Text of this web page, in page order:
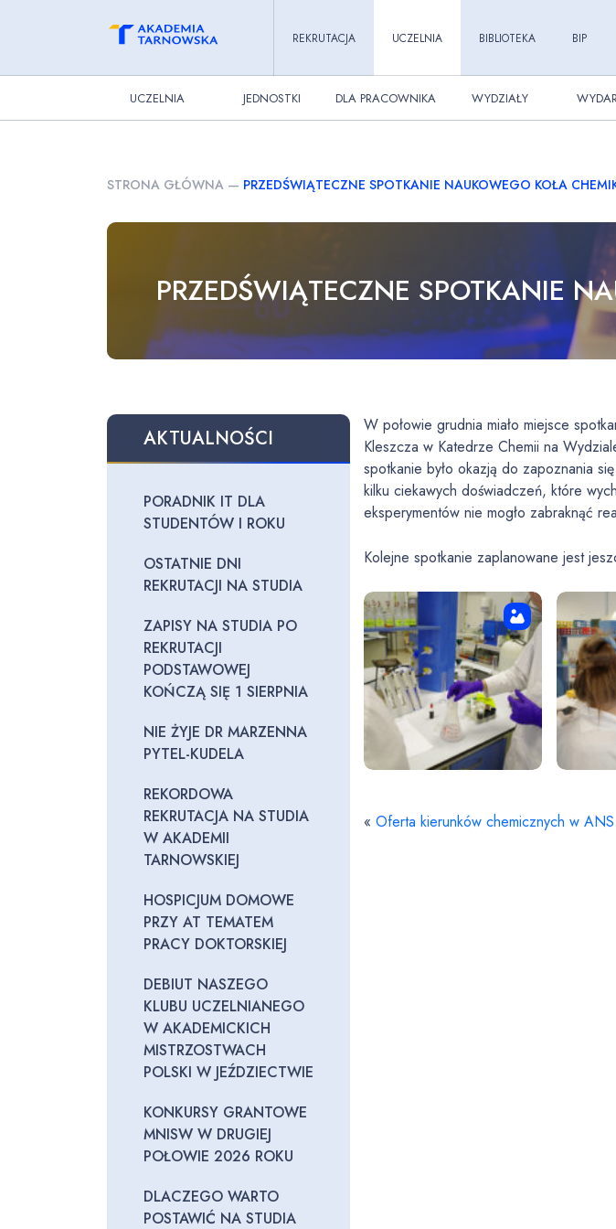
REKRUTACJA UCZELNIA BIBLIOTEKA BIP
UCZELNIA JEDNOSTKI DLA PRACOWNIKA WYDZIAŁY
STRONA GŁÓWNA — PRZEDŚWIĄTECZNE SPOTKANIE NAUKOWEGO KOŁA
PRZEDŚWIĄTECZNE SPOTKANIE
AKTUALNOŚCI
PORADNIK IT DLA
STUDENTÓW I ROKU
OSTATNIE DNI
REKRUTACJI NA STUDIA
ZAPISY NA STUDIA PO
REKRUTACJI
PODSTAWOWEJ
KOŃCZĄ SIĘ 1 SIERPNIA
NIE ŻYJE DR MARZENNA
PYTEL-KUDELA
REKORDOWA
REKRUTACJA NA STUDIA
W AKADEMII
TARNOWSKIEJ
HOSPICJUM DOMOWE
PRZY AT TEMATEM
PRACY DOKTORSKIEJ
DEBIUT NASZEGO
KLUBU UCZELNIANEGO
W AKADEMICKICH
MISTRZOSTWACH
POLSKI W JEŹDZIECTWIE
KONKURSY GRANTOWE
MNISW W DRUGIEJ
POŁOWIE 2026 ROKU
DLACZEGO WARTO
POSTAWIĆ NA STUDIA
W połowie grudnia miało miejsce
Kleszcza w Katedrze Chemii na
spotkanie było okazją do zapoznania
kilku ciekawych doświadczeń, które
eksperymentów nie mogło zabraknąć
Kolejne spotkanie zaplanowane jest
«Oferta kierunków chemicznych w